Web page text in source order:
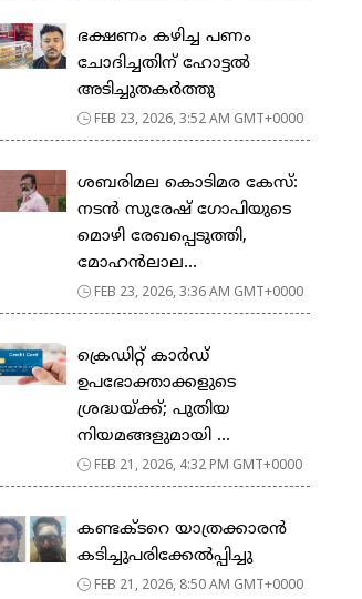
ഭക്ഷണം കഴിച്ച പണം
ചോദിച്ചതിന് ഹോട്ടൽ
അടിച്ചുതകർത്തു
FEB 23, 2026, 3:52 AM GMT+0000
ശബരിമല കൊടിമര കേസ്:
നടൻ സുരേഷ് ഗോപിയുടെ
മൊഴി രേഖപ്പെടുത്തി,
മോഹൻലാല...
FEB 23, 2026, 3:36 AM GMT+0000
ക്രെഡിറ്റ് കാർഡ്
ഉപഭോക്താക്കളുടെ
ശ്രദ്ധയ്ക്ക്; പുതിയ
നിയമങ്ങളുമായി ...
FEB 21, 2026, 4:32 PM GMT+0000
കണ്ടക്ടറെ യാത്രക്കാരൻ
കടിച്ചുപരിക്കേൽപ്പിച്ചു
FEB 21, 2026, 8:50 AM GMT+0000